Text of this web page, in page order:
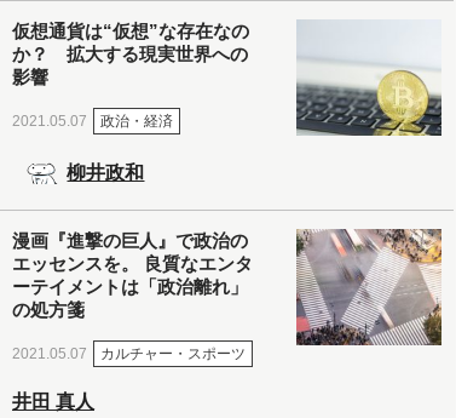
仮想通貨は“仮想”な存在なの
か？ 拡大する現実世界への
影響
2021.05.07 政治・経済
柳井政和
漫画『進撃の巨人』で政治の
エッセンスを。 良質なエンタ
ーテイメントは「政治離れ」
の処方箋
2021.05.07 カルチャー・スポーツ
井田 真人